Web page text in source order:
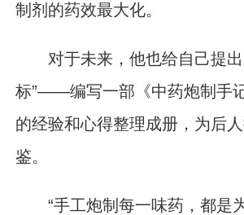
制剂的药效最大化。
对于未来，他也给自己提出
标”——编写一部《中药炮制手
的经验和心得整理成册，为后
鉴。
“手工炮制每一味药，都是